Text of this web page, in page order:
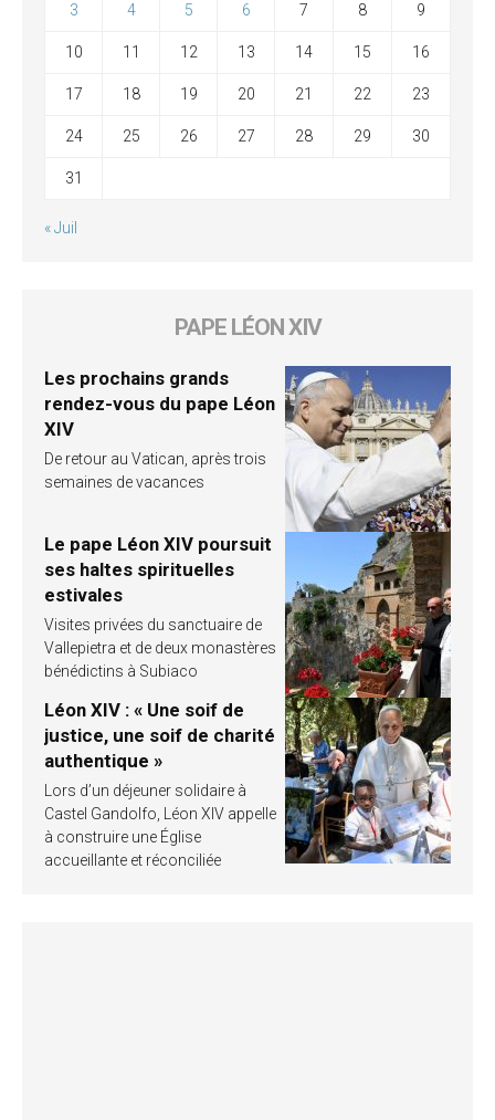
3 4 5 6 7 8 9
10 11 12 13 14 15 16
17 18 19 20 21 22 23
24 25 26 27 28 29 30
31
« Juil
PAPE LÉON XIV
Les prochains grands
rendez-vous du pape Léon
XIV
De retour au Vatican, après trois
semaines de vacances
Le pape Léon XIV poursuit
ses haltes spirituelles
estivales
Visites privées du sanctuaire de
Vallepietra et de deux monastères
bénédictins à Subiaco
Léon XIV : « Une soif de
justice, une soif de charité
authentique »
Lors d’un déjeuner solidaire à
Castel Gandolfo, Léon XIV appelle
à construire une Église
accueillante et réconciliée